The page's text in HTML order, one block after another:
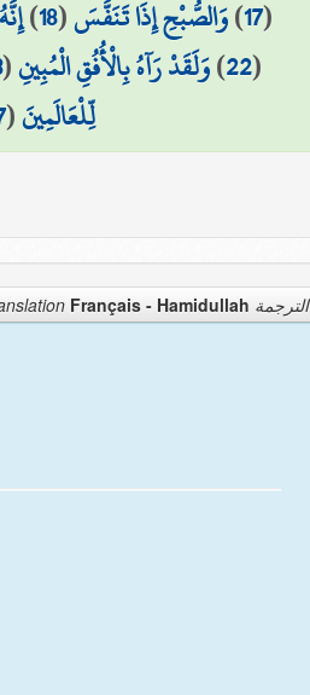
(
17
)وَالصُّبْحِ إِذَا تَنَفَّسَ(
18
)
(
22
)وَلَقَدْ رَآهُ بِالْأُفُقِ الْمُبِينِ(
لِّلْعَالَمِينَ(
الترجمة Translation Français - Hamidullah